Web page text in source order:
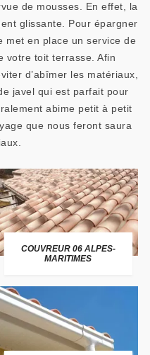
de mousses. En effet, la
glissante. Pour épargner
met en place un service de
votre toit terrasse. Afin
d’abîmer les matériaux,
javel qui est parfait pour
abime petit à petit
que nous feront saura
COUVREUR 06 ALPES-
MARITIMES